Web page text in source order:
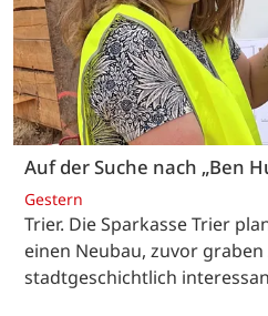
Auf der Suche nach „Ben
Gestern
Trier. Die Sparkasse Trier
einen Neubau, zuvor
stadtgeschichtlich